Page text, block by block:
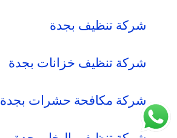
شركة تنظيف بجدة
شركة تنظيف خزانات بجدة
شركة مكافحة حشرات بجدة